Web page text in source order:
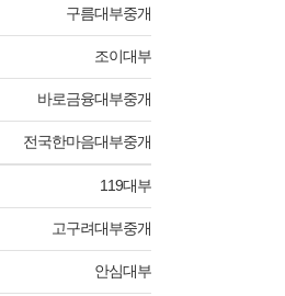
구름대부중개
조이대부
바로금융대부중개
전국한마음대부중개
119대부
고구려대부중개
안심대부